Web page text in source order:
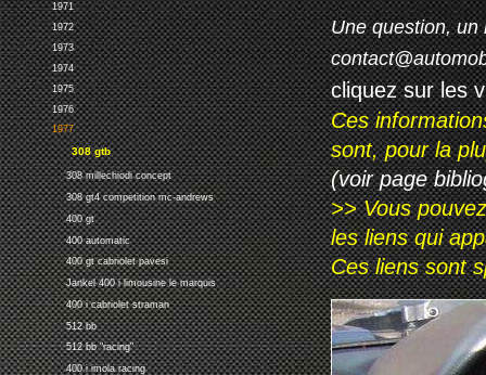
1971
1972
1973
1974
1975
1976
1977
308 gtb
308 millechiodi concept
308 gt4 competition mc-andrews
400 gt
400 automatic
400 gt cabriolet pavesi
Jankel 400 i limousine le marquis
400 i cabriolet straman
512 bb
512 bb "racing"
400 i imola racing
Une question, un
cliquez sur les
Ces
sont, pour la
(voir page
>> Vous
les liens qui
Ces liens sont